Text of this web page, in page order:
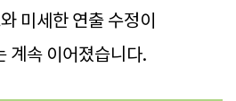
미세한 연출 수정이
계속 이어졌습니다.